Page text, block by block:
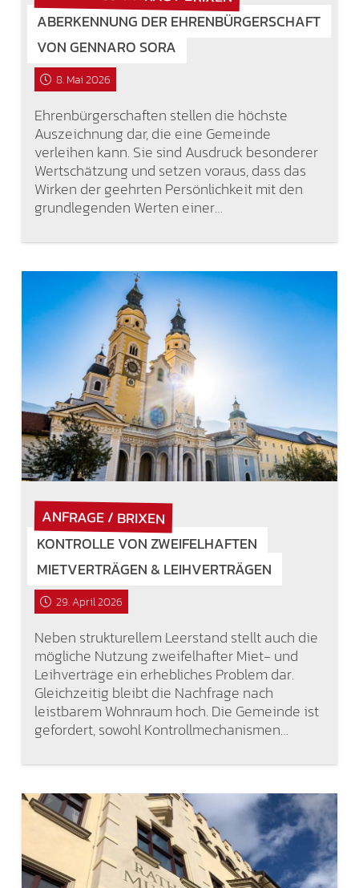
ABERKENNUNG DER EHRENBÜRGERSCHAFT
VON GENNARO SORA
8. Mai 2026
Ehrenbürgerschaften stellen die höchste
Auszeichnung dar, die eine Gemeinde
verleihen kann. Sie sind Ausdruck besonderer
Wertschätzung und setzen voraus, dass das
Wirken der geehrten Persönlichkeit mit den
grundlegenden Werten einer…
ANFRAGE / BRIXEN
KONTROLLE VON ZWEIFELHAFTEN
MIETVERTRÄGEN & LEIHVERTRÄGEN
29. April 2026
Neben strukturellem Leerstand stellt auch die
mögliche Nutzung zweifelhafter Miet- und
Leihverträge ein erhebliches Problem dar.
Gleichzeitig bleibt die Nachfrage nach
leistbarem Wohnraum hoch. Die Gemeinde ist
gefordert, sowohl Kontrollmechanismen…